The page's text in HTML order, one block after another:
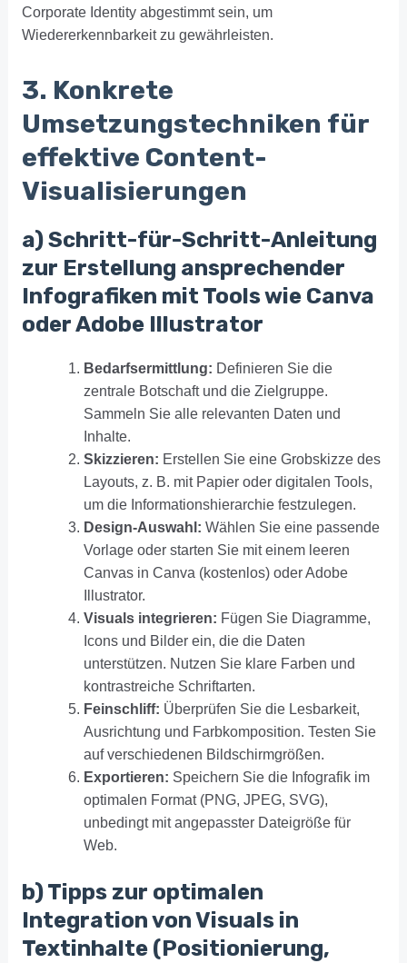
Corporate Identity abgestimmt sein, um
Wiedererkennbarkeit zu gewährleisten.
3. Konkrete
Umsetzungstechniken für
effektive Content-
Visualisierungen
a) Schritt-für-Schritt-Anleitung
zur Erstellung ansprechender
Infografiken mit Tools wie Canva
oder Adobe Illustrator
Bedarfsermittlung: Definieren Sie die
zentrale Botschaft und die Zielgruppe.
Sammeln Sie alle relevanten Daten und
Inhalte.
Skizzieren: Erstellen Sie eine Grobskizze des
Layouts, z. B. mit Papier oder digitalen Tools,
um die Informationshierarchie festzulegen.
Design-Auswahl: Wählen Sie eine passende
Vorlage oder starten Sie mit einem leeren
Canvas in Canva (kostenlos) oder Adobe
Illustrator.
Visuals integrieren: Fügen Sie Diagramme,
Icons und Bilder ein, die die Daten
unterstützen. Nutzen Sie klare Farben und
kontrastreiche Schriftarten.
Feinschliff: Überprüfen Sie die Lesbarkeit,
Ausrichtung und Farbkomposition. Testen Sie
auf verschiedenen Bildschirmgrößen.
Exportieren: Speichern Sie die Infografik im
optimalen Format (PNG, JPEG, SVG),
unbedingt mit angepasster Dateigröße für
Web.
b) Tipps zur optimalen
Integration von Visuals in
Textinhalte (Positionierung,